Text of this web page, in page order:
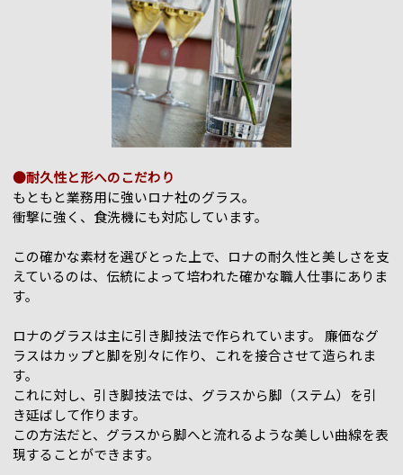
●耐久性と形へのこだわり
もともと業務用に強いロナ社のグラス。
衝撃に強く、食洗機にも対応しています。
この確かな素材を選びとった上で、ロナの耐久性と美しさを支
えているのは、伝統によって培われた確かな職人仕事にありま
す。
ロナのグラスは主に引き脚技法で作られています。 廉価なグ
ラスはカップと脚を別々に作り、これを接合させて造られま
す。
これに対し、引き脚技法では、グラスから脚（ステム）を引
き延ばして作ります。
この方法だと、グラスから脚へと流れるような美しい曲線を表
現することができます。